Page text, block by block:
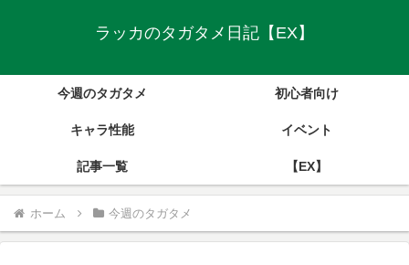
ラッカのタガタメ日記【EX】
今週のタガタメ 初心者向け
キャラ性能 イベント
記事一覧 【EX】
ホーム 今週のタガタメ